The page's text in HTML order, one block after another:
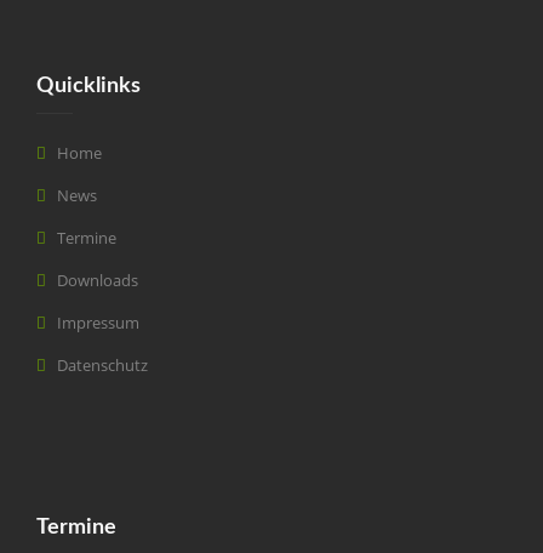
Quicklinks
Home
News
Termine
Downloads
Impressum
Datenschutz
Termine